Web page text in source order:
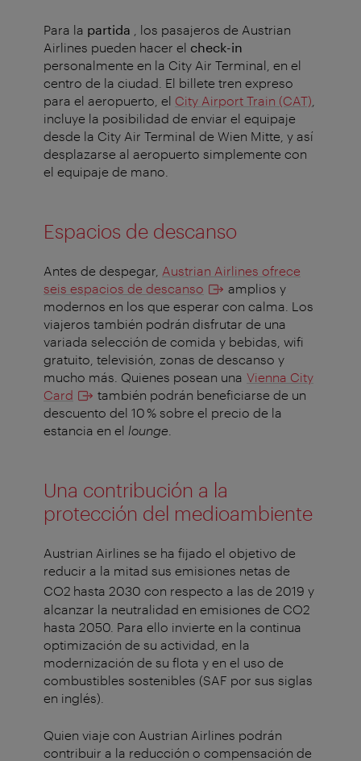
Para la partida
, los pasajeros de Austrian
Airlines pueden hacer el check-in
personalmente en la City Air Terminal, en el
centro de la ciudad. El billete tren expreso
para el aeropuerto, el City Airport Train (CAT)
incluye la posibilidad de enviar el equipaje
desde la City Air Terminal de Wien Mitte, y así
desplazarse al aeropuerto simplemente con
el equipaje de mano.
Espacios de descanso
Antes de despegar, Austrian Airlines ofrece
seis espacios de descanso
amplios y
modernos en los que esperar con calma. Los
viajeros también podrán disfrutar de una
variada selección de comida y bebidas, wifi
gratuito, televisión, zonas de descanso y
mucho más. Quienes posean una Vienna City
Card
también podrán beneficiarse de un
descuento del 10 % sobre el precio de la
estancia en el lounge
Una contribución a la
protección del medioambiente
Austrian Airlines se ha fijado el objetivo de
reducir a la mitad sus emisiones netas de
CO2 hasta 2030 con respecto a las de 2019 y
alcanzar la neutralidad en emisiones de CO2
hasta 2050. Para ello invierte en la continua
optimización de su actividad, en la
modernización de su flota y en el uso de
combustibles sostenibles (SAF por sus siglas
en inglés).
Quien viaje con Austrian Airlines podrán
contribuir a la reducción o compensación de